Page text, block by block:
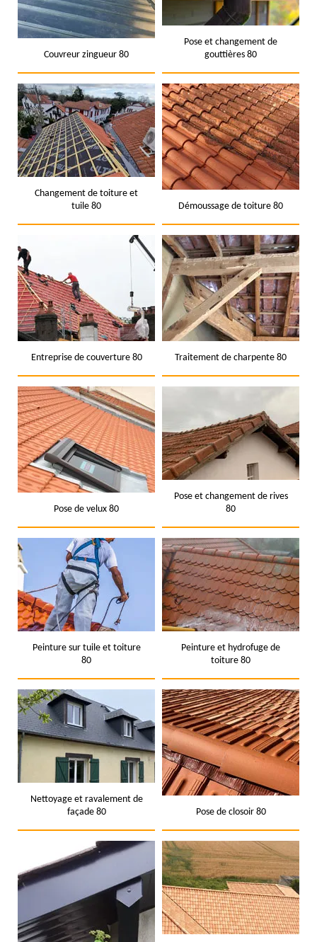
Couvreur zingueur 80
Pose et changement de
gouttières 80
Changement de toiture et
tuile 80
Démoussage de toiture 80
Entreprise de couverture 80 Traitement de charpente 80
Pose de velux 80
Pose et changement de rives
80
Peinture sur tuile et toiture
80
Peinture et hydrofuge de
toiture 80
Nettoyage et ravalement de
façade 80
Pose de closoir 80